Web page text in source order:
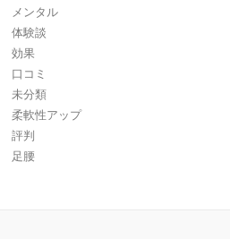
メンタル
体験談
効果
口コミ
未分類
柔軟性アップ
評判
足腰